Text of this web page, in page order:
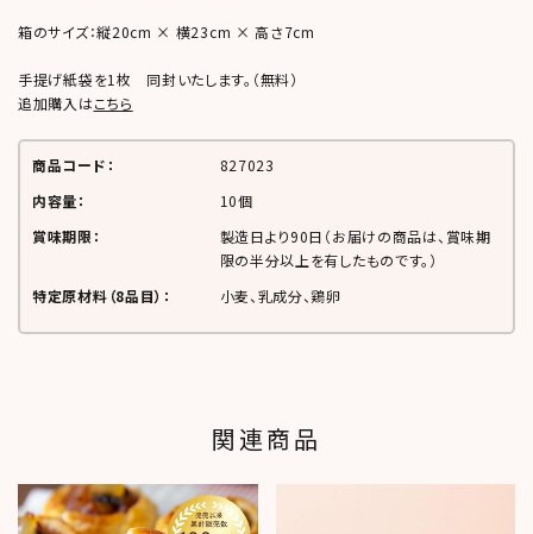
箱のサイズ：縦20cm × 横23cm × 高さ7cm
手提げ紙袋を1枚 同封いたします。（無料）
追加購入はこちら
商品コード：
827023
内容量：
10個
賞味期限：
製造日より90日 （お届けの商品は、賞味期
限の半分以上を有したものです。）
特定原材料（8品目）：
小麦、乳成分、鶏卵
関連商品